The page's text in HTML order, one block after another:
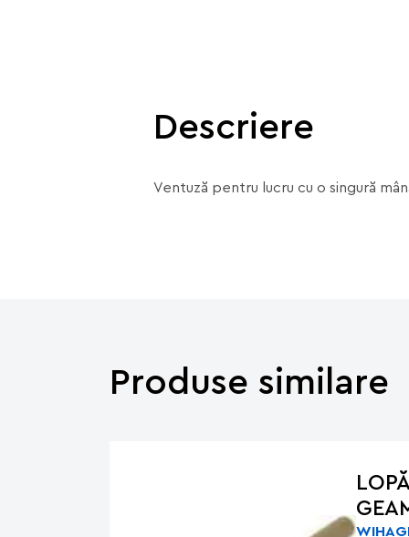
Descriere
Ventuză pentru lucru cu o singură
Produse similare
WIHA